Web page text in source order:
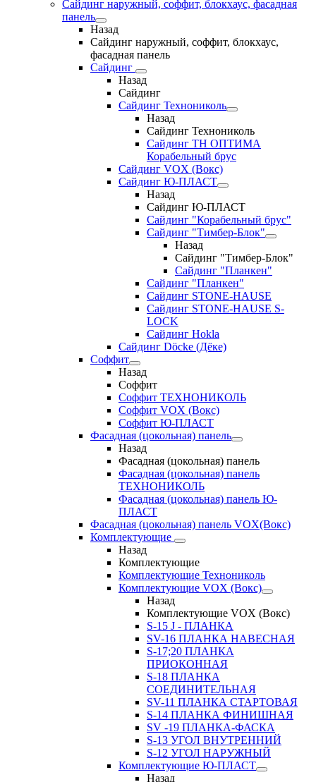
Сайдинг наружный, соффит, блокхаус, фасадная
панель
Назад
Сайдинг наружный, соффит, блокхаус,
фасадная панель
Сайдинг
Назад
Сайдинг
Сайдинг Технониколь
Назад
Сайдинг Технониколь
Сайдинг ТН ОПТИМА
Корабельный брус
Сайдинг VOX (Вокс)
Сайдинг Ю-ПЛАСТ
Назад
Сайдинг Ю-ПЛАСТ
Сайдинг "Корабельный брус"
Сайдинг "Тимбер-Блок"
Назад
Сайдинг "Тимбер-Блок"
Сайдинг "Планкен"
Сайдинг "Планкен"
Сайдинг STONE-HAUSE
Сайдинг STONE-HAUSE S-
LOCK
Сайдинг Hokla
Сайдинг Döcke (Дёке)
Соффит
Назад
Соффит
Соффит ТЕХНОНИКОЛЬ
Соффит VOX (Вокс)
Соффит Ю-ПЛАСТ
Фасадная (цокольная) панель
Назад
Фасадная (цокольная) панель
Фасадная (цокольная) панель
ТЕХНОНИКОЛЬ
Фасадная (цокольная) панель Ю-
ПЛАСТ
Фасадная (цокольная) панель VOX(Вокс)
Комплектующие
Назад
Комплектующие
Комплектующие Технониколь
Комплектующие VOX (Вокс)
Назад
Комплектующие VOX (Вокс)
S-15 J - ПЛАНКА
SV-16 ПЛАНКА НАВЕСНАЯ
S-17;20 ПЛАНКА
ПРИОКОННАЯ
S-18 ПЛАНКА
СОЕДИНИТЕЛЬНАЯ
SV-11 ПЛАНКА СТАРТОВАЯ
S-14 ПЛАНКА ФИНИШНАЯ
SV -19 ПЛАНКА-ФАСКА
S-13 УГОЛ ВНУТРЕННИЙ
S-12 УГОЛ НАРУЖНЫЙ
Комплектующие Ю-ПЛАСТ
Назад